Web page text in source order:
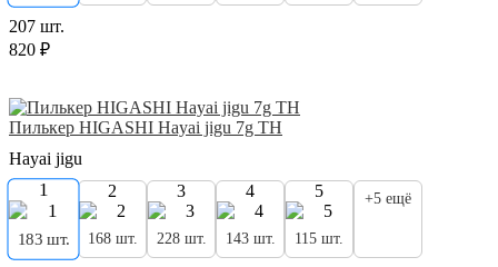
207 шт.
820 ₽
Пилькер HIGASHI Hayai jigu 7g TH
Hayai jigu
1
183 шт.
2
168 шт.
3
228 шт.
4
143 шт.
5
115 шт.
+5 ещё